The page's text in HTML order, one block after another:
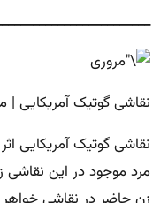
نقاشی گوتیک آمریکایی
نقاشی گوتیک آمریکایی
مرد موجود در این نقاشی